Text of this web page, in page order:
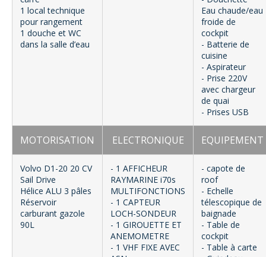
1 local technique
pour rangement
1 douche et WC
dans la salle d’eau
Eau chaude/eau
froide de
cockpit
- Batterie de
cuisine
- Aspirateur
- Prise 220V
avec chargeur
de quai
- Prises USB
MOTORISATION ELECTRONIQUE EQUIPEMENT
Volvo D1-20 20 CV
Sail Drive
Hélice ALU 3 pâles
Réservoir
carburant gazole
90L
- 1 AFFICHEUR
RAYMARINE i70s
MULTIFONCTIONS
- 1 CAPTEUR
LOCH-SONDEUR
- 1 GIROUETTE ET
ANEMOMETRE
- 1 VHF FIXE AVEC
- capote de
roof
- Echelle
télescopique de
baignade
- Table de
cockpit
- Table à carte